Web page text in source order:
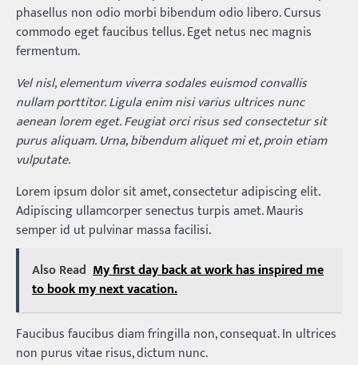
phasellus non odio morbi bibendum odio libero. Cursus
commodo eget faucibus tellus. Eget netus nec magnis
fermentum.
Vel nisl, elementum viverra sodales euismod convallis
nullam porttitor. Ligula enim nisi varius ultrices nunc
aenean lorem eget. Feugiat orci risus sed consectetur sit
purus aliquam. Urna, bibendum aliquet mi et, proin etiam
vulputate.
Lorem ipsum dolor sit amet, consectetur adipiscing elit.
Adipiscing ullamcorper senectus turpis amet. Mauris
semper id ut pulvinar massa facilisi.
Also Read My first day back at work has inspired me
to book my next vacation.
Faucibus faucibus diam fringilla non, consequat. In ultrices
non purus vitae risus, dictum nunc.